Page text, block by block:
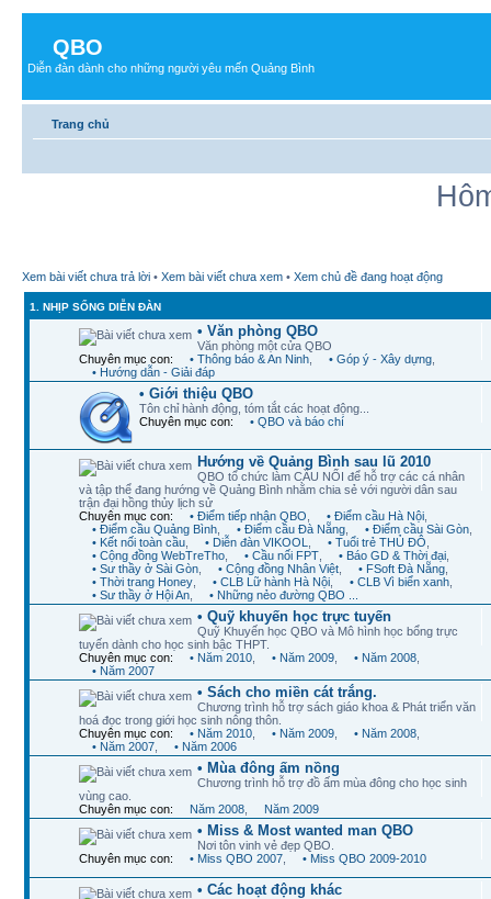
QBO
Diễn đàn dành cho những người yêu mến Quảng Bình
Trang chủ
Xem bài viết chưa trả lời • Xem bài viết chưa xem • Xem chủ đề đang hoạt động
1. NHỊP SỐNG DIỄN ĐÀN
• Văn phòng QBO
Văn phòng một cửa QBO
Chuyên mục con:
• Thông báo & An Ninh • Góp ý - Xây dựng
• Hướng dẫn - Giải đáp
• Giới thiệu QBO
Tôn chỉ hành động, tóm tắt các hoạt động...
Chuyên mục con:
• QBO và báo chí
Hướng về Quảng Bình sau lũ 2010
QBO tổ chức làm CẦU NỐI để hỗ trợ các cá nhân
và tập thể đang hướng về Quảng Bình nhằm chia sẻ với người dân sau
trận đại hồng thủy lịch sử
Chuyên mục con:
• Điểm tiếp nhận QBO • Điểm cầu Hà Nội
• Điểm cầu Quảng Bình
• Điểm cầu Đà Nẵng • Điểm cầu Sài Gòn
• Kết nối toàn cầu
• Diễn đàn VIKOOL • Tuổi trẻ THỦ ĐÔ
• Cộng đồng WebTreTho
• Cầu nối FPT • Báo GD & Thời đại
• Sư thầy ở Sài Gòn
• Cộng đồng Nhân Việt • FSoft Đà Nẵng
• Thời trang Honey
• CLB Lữ hành Hà Nội • CLB Vì biển xanh
• Sư thầy ở Hội An
• Những nẻo đường QBO ...
• Quỹ khuyến học trực tuyến
Quỹ Khuyến học QBO và Mô hình học bổng trực
tuyến dành cho học sinh bậc THPT.
Chuyên mục con:
• Năm 2010 • Năm 2009 • Năm 2008
• Năm 2007
• Sách cho miền cát trắng.
Chương trình hỗ trợ sách giáo khoa & Phát triển văn
hoá đọc trong giới học sinh nông thôn.
Chuyên mục con:
• Năm 2010 • Năm 2009 • Năm 2008
• Năm 2007
• Năm 2006
• Mùa đông ấm nồng
Chương trình hỗ trợ đồ ấm mùa đông cho học sinh
vùng cao.
Chuyên mục con:
Năm 2008 Năm 2009
• Miss & Most wanted man QBO
Nơi tôn vinh vẻ đẹp QBO.
Chuyên mục con:
• Miss QBO 2007 • Miss QBO 2009-2010
• Các hoạt động khác